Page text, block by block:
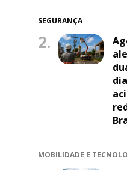
SEGURANÇA
2.
MOBILIDADE E